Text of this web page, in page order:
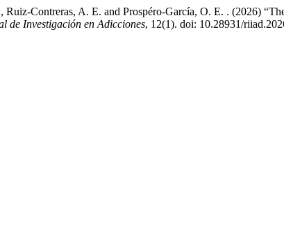
Contreras, A. E. and Prospéro-García, O. E. . (2026)
de Investigación en Adicciones, 12(1). doi: 10.28931/